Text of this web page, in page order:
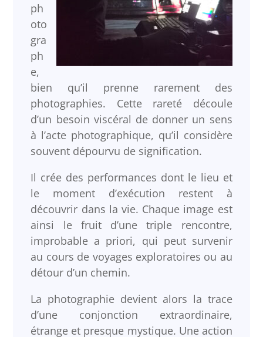
ph
oto
gra
ph
e,
bien qu’il prenne rarement des
photographies. Cette rareté découle
d’un besoin viscéral de donner un sens
à l’acte photographique, qu’il considère
souvent dépourvu de signification.
Il crée des performances dont le lieu et
le moment d’exécution restent à
découvrir dans la vie. Chaque image est
ainsi le fruit d’une triple rencontre,
improbable a priori, qui peut survenir
au cours de voyages exploratoires ou au
détour d’un chemin.
La photographie devient alors la trace
d’une conjonction extraordinaire,
étrange et presque mystique. Une action